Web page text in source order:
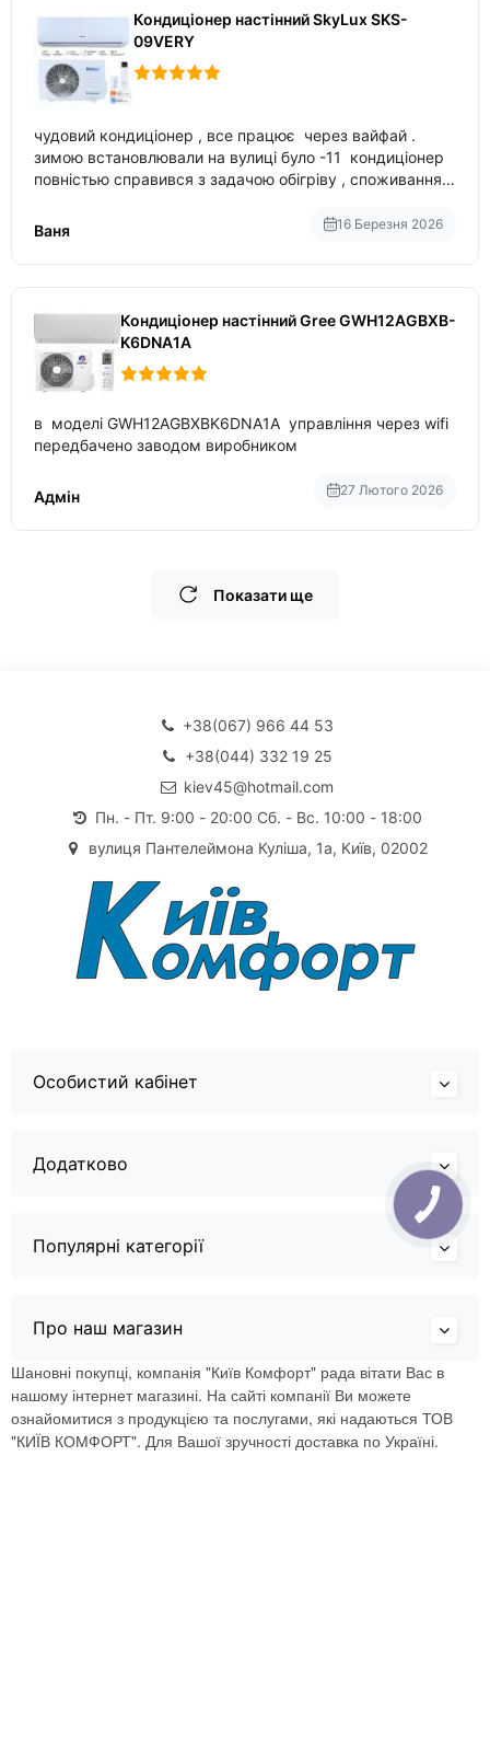
Кондиціонер настінний SkyLux SKS-
09VERY
чудовий кондиціонер , все працює через вайфай .
зимою встановлювали на вулиці було -11 кондиціонер
повністью справився з задачою обігріву , споживання
температури
Ваня 16 Березня 2026
Кондиціонер настінний Gree GWH12AGBXB-
K6DNA1A
в моделі GWH12AGBXBK6DNA1A управління через wifi
передбачено заводом виробником
Адмін 27 Лютого 2026
Показати ще
+38(067) 966 44 53
+38(044) 332 19 25
kiev45@hotmail.com
Пн. - Пт. 9:00 - 20:00 Сб. - Вс. 10:00 - 18:00
вулиця Пантелеймона Куліша, 1а, Київ, 02002
Особистий кабінет
Додатково
Популярні категорії
Про наш магазин
Шановні покупці, компанія "Київ Комфорт" рада вітати Вас в
нашому інтернет магазині. На сайті компанії Ви можете
ознайомитися з продукцією та послугами, які надаються ТОВ
"КИЇВ КОМФОРТ". Для Вашої зручності доставка по Україні.